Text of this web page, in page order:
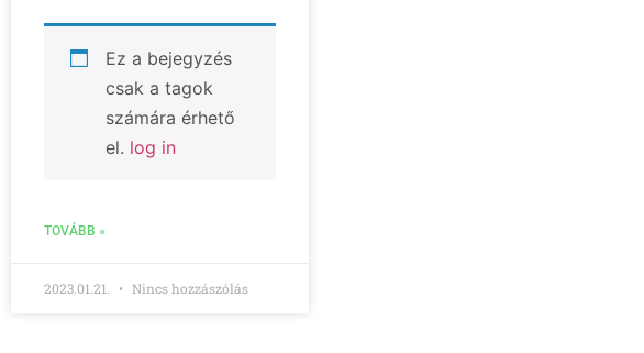
Ez a bejegyzés
csak a tagok
számára érhető
el. log in
TOVÁBB »
2023.01.21. Nincs hozzászólás